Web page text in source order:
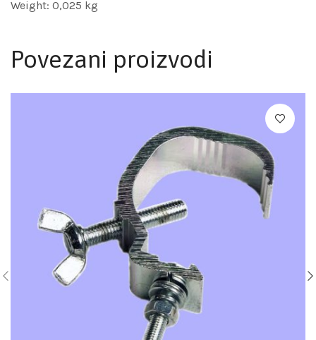
Weight: 0,025 kg
Povezani proizvodi